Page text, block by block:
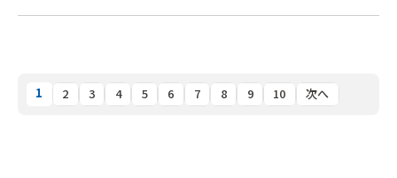
1 2 3 4 5 6 7 8 9 10 次へ